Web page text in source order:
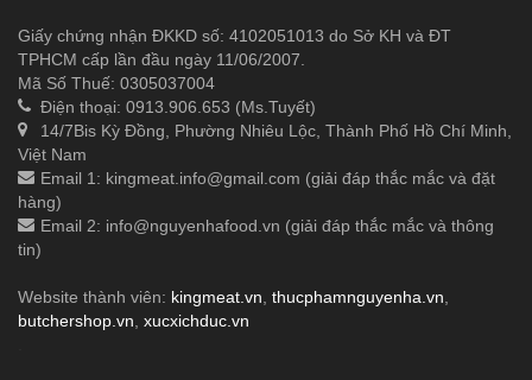
Giấy chứng nhận ĐKKD số: 4102051013 do Sở KH và ĐT
TPHCM cấp lần đầu ngày 11/06/2007.
Mã Số Thuế: 0305037004
Điện thoại: 0913.906.653 (Ms.Tuyết)
14/7Bis Kỳ Đồng, Phường Nhiêu Lộc, Thành Phố Hồ Chí Minh,
Việt Nam
Email 1: kingmeat.info@gmail.com (giải đáp thắc mắc và đặt
hàng)
Email 2: info@nguyenhafood.vn (giải đáp thắc mắc và thông
tin)
Website thành viên: kingmeat.vn thucphamnguyenha.vn
butchershop.vn xucxichduc.vn